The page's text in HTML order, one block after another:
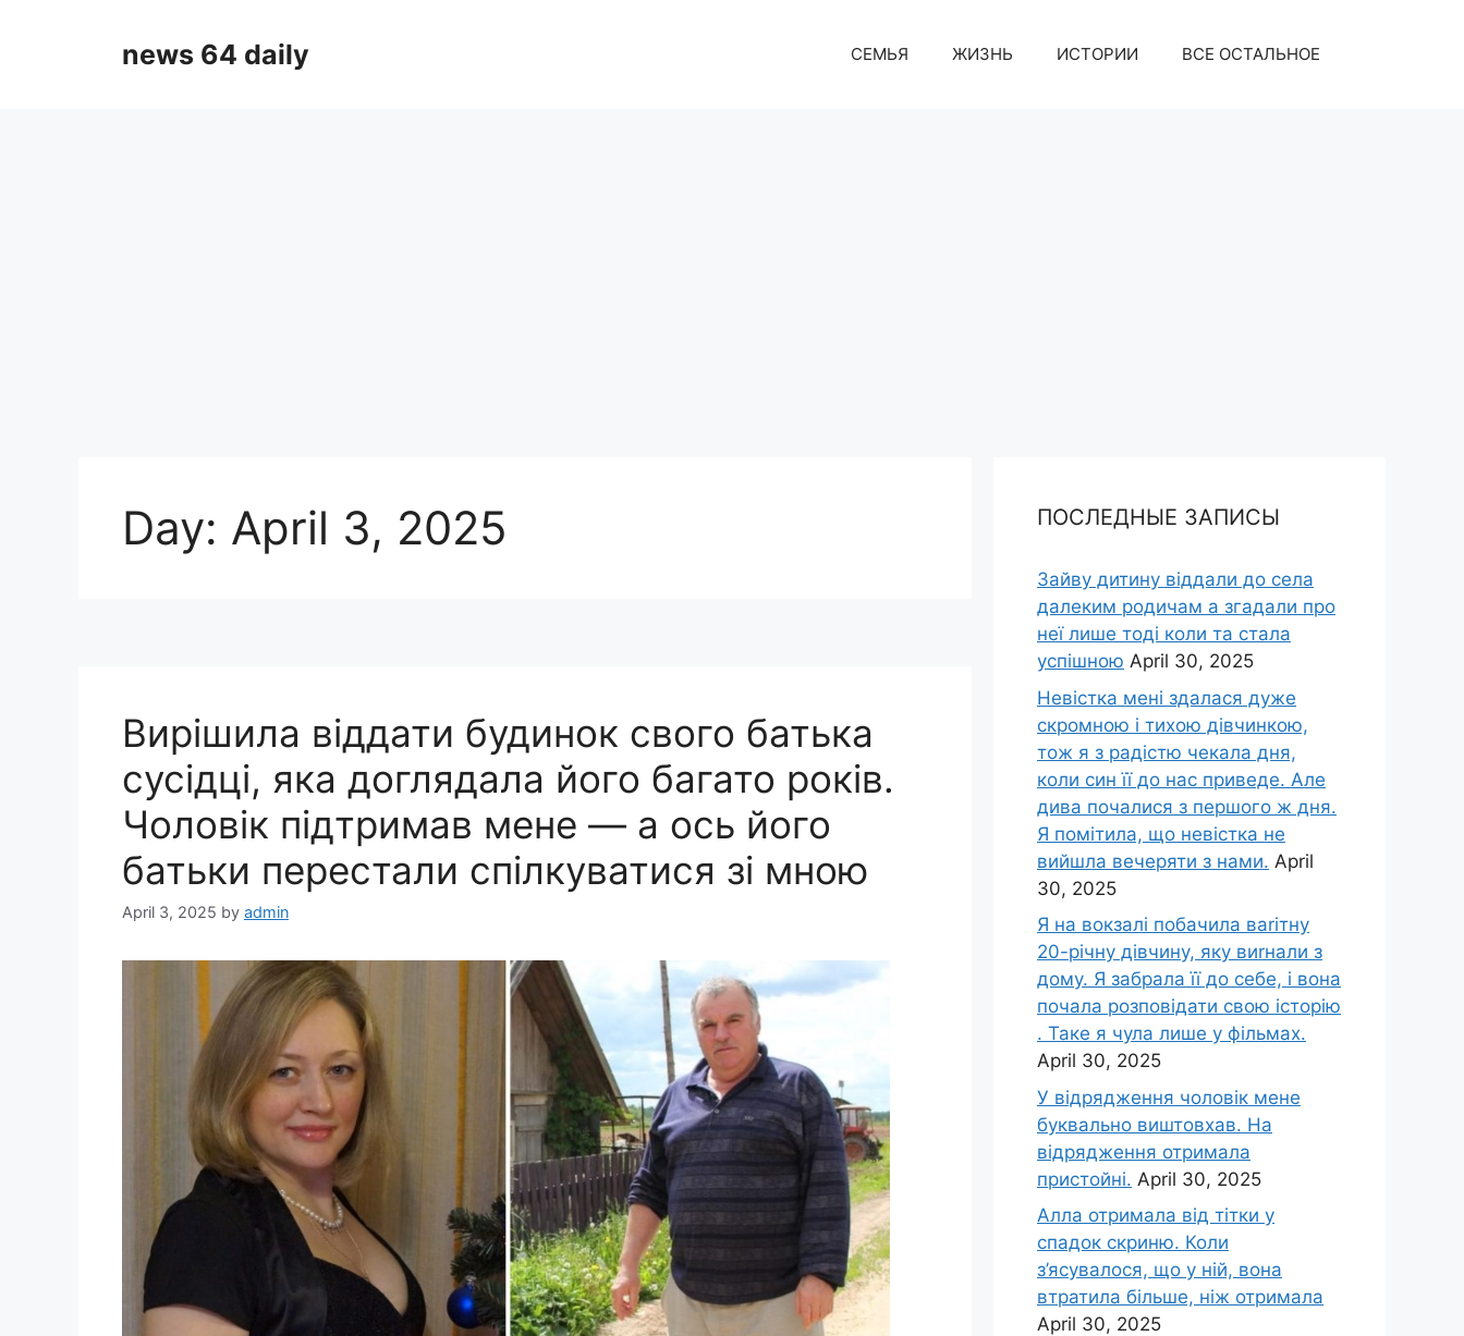
news 64 daily СЕМЬЯ ЖИЗНЬ ИСТОРИИ ВСЕ ОСТАЛЬНОЕ
Day: April 3, 2025
Вирішила віддати будинок свого батька
сусідці, яка доглядала його багато років.
Чоловік підтримав мене — а ось його
батьки перестали спілкуватися зі мною
April 3, 2025 by admin
ПОСЛЕДНЫЕ ЗАПИСЫ
Зайву дитину віддали до села
далеким родичам а згадали про
неї лише тоді коли та стала
успішною April 30, 2025
Невістка мені здалася дуже
скромною і тихою дівчинкою,
тож я з радістю чекала дня,
коли син її до нас приведе. Але
дива почалися з першого ж дня.
Я помітила, що невістка не
вийшла вечеряти з нами. April
30, 2025
Я на вокзалі побачила ваrітну
20-річну дівчину, яку виrнали з
дому. Я забрала її до себе, і вона
почала розповідати свою історію
. Таке я чула лише у фільмах.
April 30, 2025
У відрядження чоловік мене
буквально виштовхав. На
відрядження отримала
пристойні. April 30, 2025
Алла отримала від тітки у
спадок скриню. Коли
з’ясувалося, що у ній, вона
втратила більше, ніж отримала
April 30, 2025